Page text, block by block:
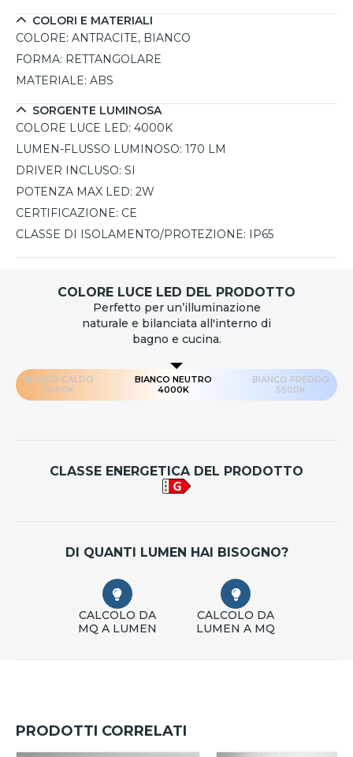
COLORI E MATERIALI
COLORE: ANTRACITE, BIANCO
FORMA: RETTANGOLARE
MATERIALE: ABS
SORGENTE LUMINOSA
COLORE LUCE LED: 4000K
LUMEN-FLUSSO LUMINOSO: 170 LM
DRIVER INCLUSO: SI
POTENZA MAX LED: 2W
CERTIFICAZIONE: CE
CLASSE DI ISOLAMENTO/PROTEZIONE: IP65
COLORE LUCE LED DEL PRODOTTO
Perfetto per un’illuminazione
naturale e bilanciata all'interno di
bagno e cucina.
BIANCO CALDO
3000K
BIANCO NEUTRO
4000K
BIANCO FREDDO
5500K
CLASSE ENERGETICA DEL PRODOTTO
DI QUANTI LUMEN HAI BISOGNO?
CALCOLO DA
MQ A LUMEN
CALCOLO DA
LUMEN A MQ
PRODOTTI CORRELATI